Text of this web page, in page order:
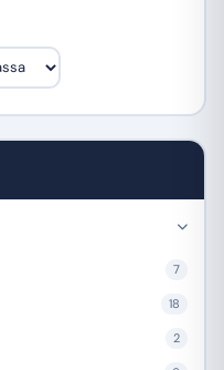
7
18
2